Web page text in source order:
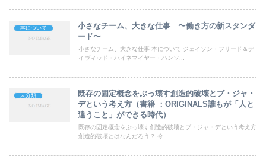
本について
小さなチーム、大きな仕事 〜働き方の新スタンダ
ード〜
小さなチーム、大きな仕事 本について ジェイソン・フリード＆デ
イヴィッド・ハイネマイヤー・ハンソ...
未分類
既存の固定概念をぶっ壊す創造的破壊とブ・ジャ・
デという考え方（書籍 ：ORIGINALS誰もが「人と
違うこと」ができる時代）
既存の固定概念をぶっ壊す創造的破壊とブ・ジャ・デという考え方
創造的破壊とはなんだろう？ 今...